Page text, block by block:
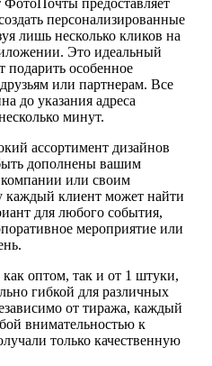
ФотоПочты предоставляет
персонализированные
лишь несколько кликов на
Это идеальный
подарить особенное
или партнерам. Все
до указания адреса
минут.
ассортимент дизайнов
дополнены вашим
или своим
каждый клиент может найти
для любого события,
мероприятие или
оптом, так и от 1 штуки,
гибкой для различных
от тиража, каждый
внимательностью к
только качественную